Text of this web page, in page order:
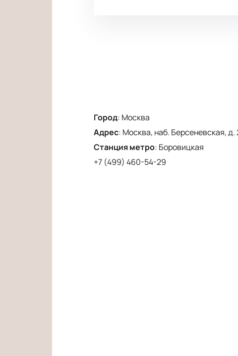
Город: Москва
Адрес: Москва, наб. Берсеневская, д.
Станция метро: Боровицкая
+7 (499) 460-54-29